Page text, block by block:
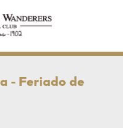
- Feriado de